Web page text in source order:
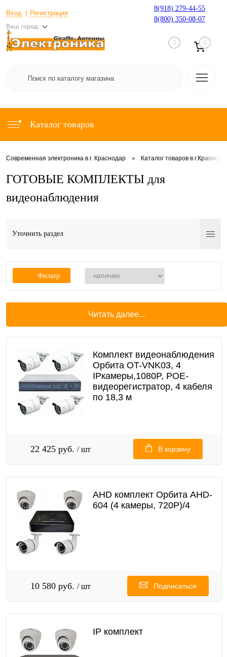
Вход Регистрация
Ваш город:
8(918) 279-44-55
8(800) 350-08-07
0 0
Каталог товаров
Современная электроника в г. Краснодар • Каталог товаров в
ГОТОВЫЕ КОМПЛЕКТЫ для
видеонаблюдения
Уточнить раздел
Фильтр
Читать далее...
Комплект видеонаблюдения
Орбита OT-VNK03, 4
IPкамеры,1080P, POE-
видеорегистратор, 4 кабеля
по 18,3 м
22 425 руб. / шт В корзину
AHD комплект Орбита AHD-
604 (4 камеры, 720Р)/4
10 580 руб. / шт Подписаться
IP комплект